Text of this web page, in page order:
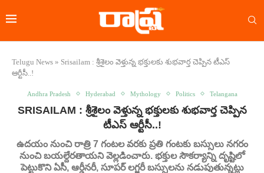
Telugu News » Srisailam : శ్రీశైలం వెళ్తున్న భక్తులకు శుభవార్త చెప్పిన టీఎస్
ఆర్టీసీ..!
Andhra Pradesh Hyderabad Mythology Politics Telangana
SRISAILAM : శ్రీశైలం వెళ్తున్న భక్తులకు శుభవార్త చెప్పిన
టీఎస్ ఆర్టీసీ..!
ఉదయం నుంచి రాత్రి 7 గంటల వరకు ప్రతి గంటకు బస్సులు నగరం
నుంచి బయల్దేరతాయని వెల్లడించారు. భక్తుల సౌకర్యాన్ని దృష్టిలో
పెట్టుకొని ఏసీ, ఆర్డీనరీ, సూపర్‌ లగ్జరీ బస్సులను నడుపుతున్నట్లు